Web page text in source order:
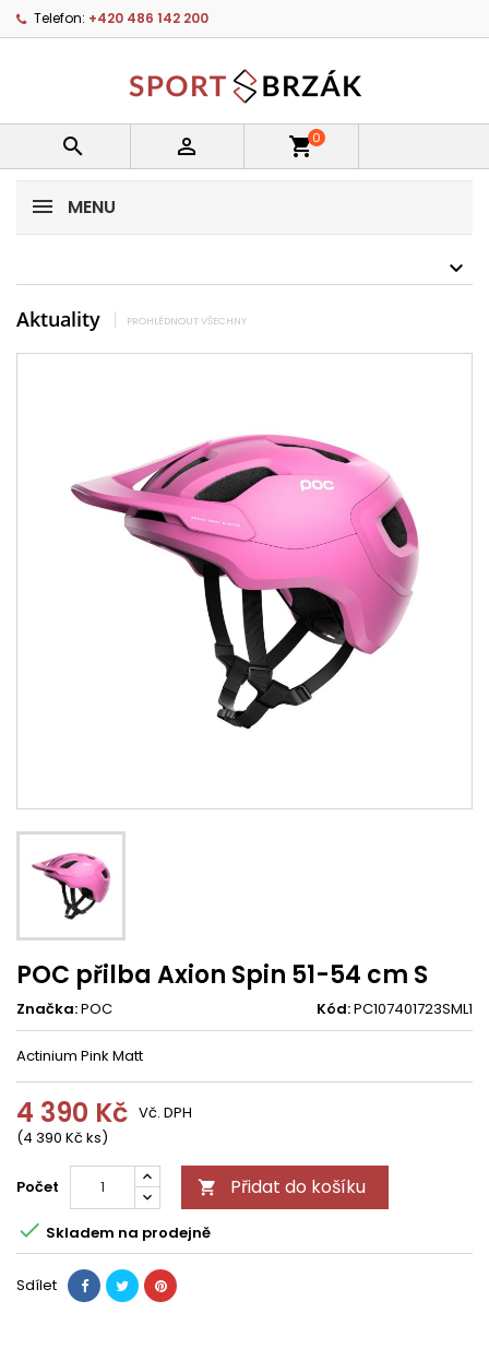
Telefon: +420 486 142 200
  shopping_cart0
MENU
Aktuality PROHLÉDNOUT VŠECHNY
POC přilba Axion Spin 51-54 cm S
Značka:POC Kód:PC107401723SML1
Actinium Pink Matt
4 390 Kč
(4 390 Kč ks)
Vč. DPH
Počet  Přidat do košíku
 Skladem na prodejně
Sdílet